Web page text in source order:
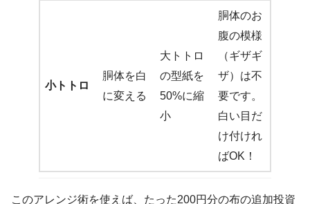
小トトロ
胴体を白
に変える
大トトロ
の型紙を
50%に縮
小
胴体のお
腹の模様
（ギザギ
ザ）は不
要です。
白い目だ
け付けれ
ばOK！
このアレンジ術を使えば、たった200円分の布の追加投資